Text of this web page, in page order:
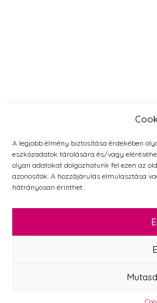
A legjobb élmény biztosítása érdekében
eszközadatok tárolására és/vagy
olyan adatokat dolgozhatunk fel ezen az
azonosítók. A hozzájárulás elmulasztása
hátrányosan érinthet.